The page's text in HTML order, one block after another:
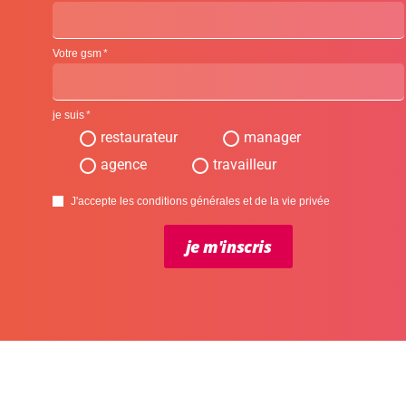
Votre gsm
je suis
restaurateur
manager
agence
travailleur
J'accepte les conditions générales et de la vie privée
je m'inscris